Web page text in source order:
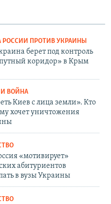
РОССИИ ПРОТИВ УКРАИНЫ
берет под контроль
коридор» в Крым
ВОЙНА
Киев с лица земли». Кто
хочет уничтожения
«мотивирует»
абитуриентов
в вузы Украины